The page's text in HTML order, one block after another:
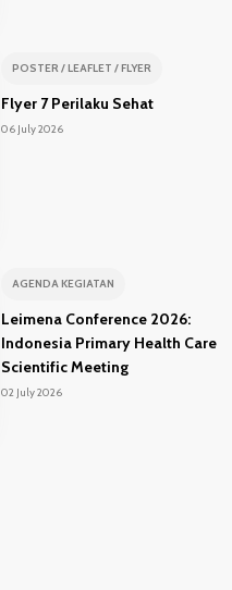
POSTER / LEAFLET / FLYER
Flyer 7 Perilaku Sehat
06 July 2026
AGENDA KEGIATAN
Leimena Conference 2026:
Indonesia Primary Health Care
Scientific Meeting
02 July 2026